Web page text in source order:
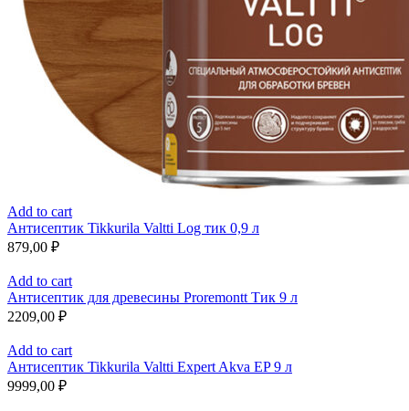
Add to cart
Антисептик Tikkurila Valtti Log тик 0,9 л
879,00 ₽
Add to cart
Антисептик для древесины Proremontt Тик 9 л
2209,00 ₽
Add to cart
Антисептик Tikkurila Valtti Expert Akva EP 9 л
9999,00 ₽